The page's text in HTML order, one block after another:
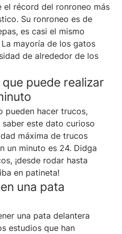
el récord del ronroneo más
Su ronroneo es de
es casi el mismo
mayoría de los gatos
de alrededor de los
puede realizar
pueden hacer trucos,
este dato curioso
máxima de trucos
un minuto es 24. Didga
¡desde rodar hasta
en patineta!
una pata
una pata delantera
estudios que han